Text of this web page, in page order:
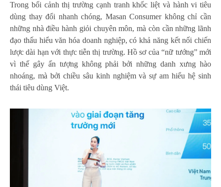
Trong bối cảnh thị trường cạnh tranh khốc liệt và hành vi tiêu
dùng thay đổi nhanh chóng, Masan Consumer không chỉ cần
những nhà điều hành giỏi chuyên môn, mà còn cần những lãnh
đạo thấu hiểu văn hóa doanh nghiệp, có khả năng kết nối chiến
lược dài hạn với thực tiễn thị trường. Hồ sơ của “nữ tướng” mới
vì thế gây ấn tượng không phải bởi những danh xưng hào
nhoáng, mà bởi chiều sâu kinh nghiệm và sự am hiểu hệ sinh
thái tiêu dùng Việt.